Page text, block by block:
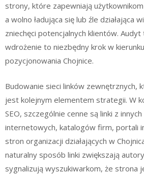
strony, które zapewniają
a wolno ładująca się lub źle działająca
zniechęci potencjalnych klientów.
wdrożenie to niezbędny krok w
pozycjonowania Chojnice.
Budowanie sieci linków zewnętrznych,
jest kolejnym elementem strategii. W
SEO, szczególnie cenne są linki z
internetowych, katalogów firm, portali
stron organizacji działających w
naturalny sposób linki zwiększają
sygnalizują wyszukiwarkom, że strona